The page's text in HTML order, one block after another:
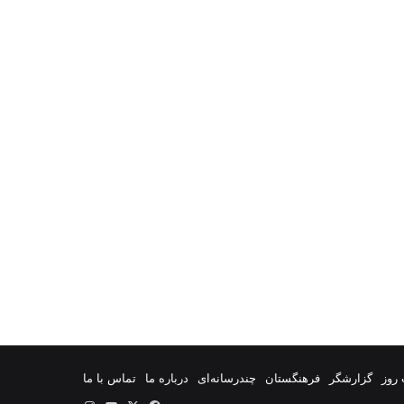
گزارشگر فرهنگستان چندرسانه‌ای درباره ما
تماس با ما